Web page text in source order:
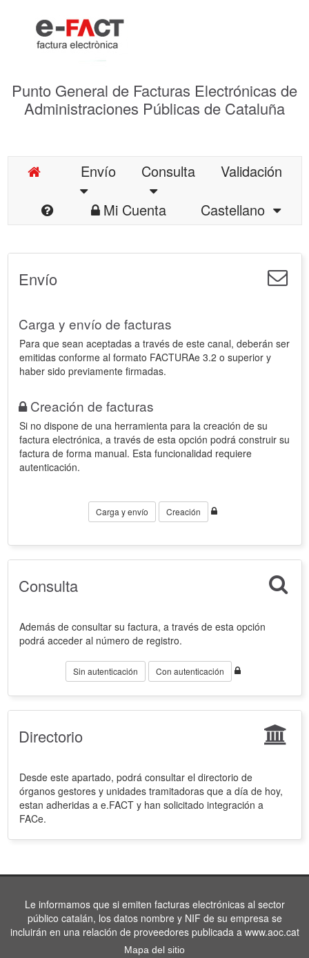
Punto General de Facturas Electrónicas de
Administraciones Públicas de Cataluña
Envío Consulta
Validación
Mi Cuenta
Castellano
Envío
Carga y envío de facturas
Para que sean aceptadas a través de este canal, deberán ser
emitidas conforme al formato FACTURAe 3.2 o superior y
haber sido previamente firmadas.
Creación de facturas
Si no dispone de una herramienta para la creación de su
factura electrónica, a través de esta opción podrá construir su
factura de forma manual. Esta funcionalidad requiere
autenticación.
Carga y envío Creación
Consulta
Además de consultar su factura, a través de esta opción
podrá acceder al número de registro.
Sin autenticación Con autenticación
Directorio
Desde este apartado, podrá consultar el directorio de
órganos gestores y unidades tramitadoras que a día de hoy,
estan adheridas a e.FACT y han solicitado integración a
FACe.
Le informamos que si emiten facturas electrónicas al sector
público catalán, los datos nombre y NIF de su empresa se
incluirán en una relación de proveedores publicada a www.aoc.cat
Mapa del sitio